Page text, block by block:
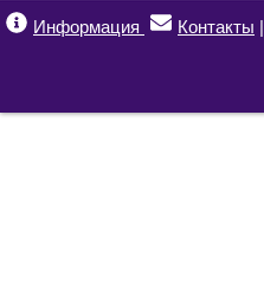
Информация Контакты |